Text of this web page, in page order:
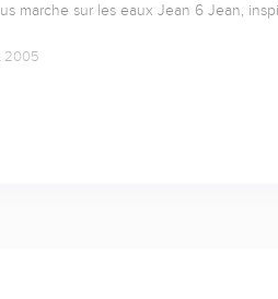
marche sur les eaux Jean 6 Jean,
2005